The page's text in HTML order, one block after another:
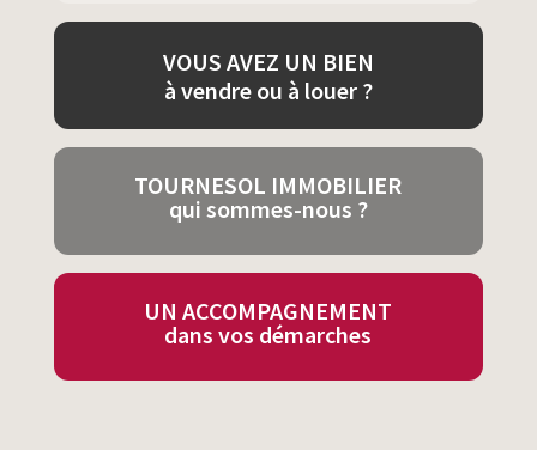
VOUS AVEZ UN BIEN
à vendre ou à louer ?
TOURNESOL IMMOBILIER
qui sommes-nous ?
UN ACCOMPAGNEMENT
dans vos démarches